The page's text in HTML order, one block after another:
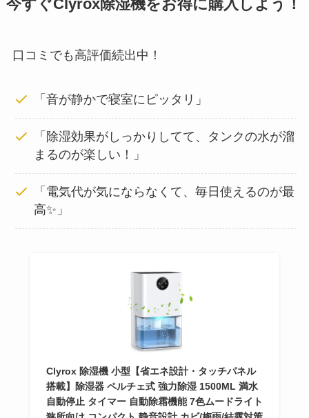
今すぐClyrox除湿機をお得に購入しよう！
口コミでも高評価続出中！
「音が静かで寝室にピッタリ」
「除湿効果がしっかりしてて、タンクの水が溜
まるのが楽しい！」
「電気代が気にならなくて、毎日使えるのが最
高✨」
Clyrox 除湿機 小型【省エネ設計・タッチパネル
搭載】除湿器 ペルチェ式 強力除湿 1500ML 満水
自動停止 タイマー 自動除霜機能 7色ムードライト